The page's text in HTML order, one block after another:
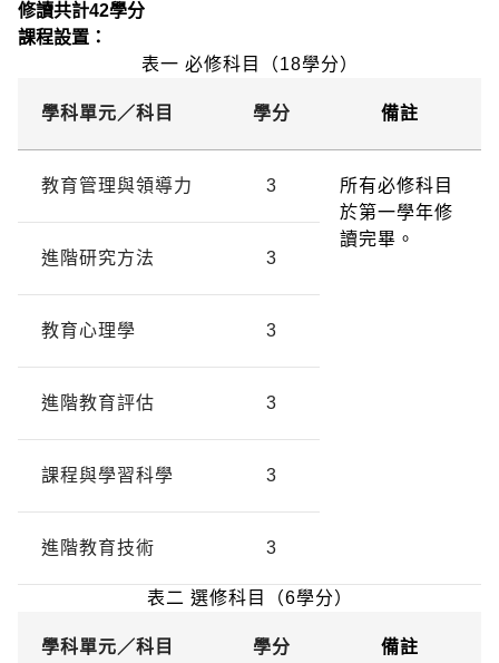
修讀共計42學分
課程設置：
表一 必修科目（18學分）
學科單元／科目 學分 備註
教育管理與領導力 3
所有必修科目
於第一學年修
讀完畢。
進階研究方法
3
教育心理學 3
進階教育評估 3
課程與學習科學 3
進階教育技術 3
表二 選修科目（6學分）
學科單元／科目 學分 備註